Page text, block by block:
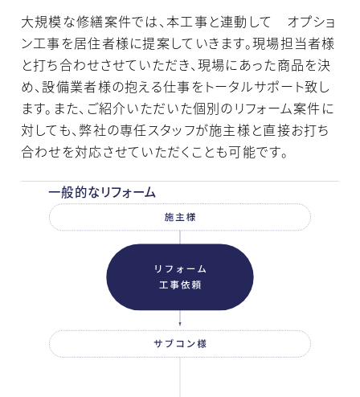
大規模な修繕案件では、本工事と連動して オプショ
ン工事を居住者様に提案していきます。現場担当者様
と打ち合わせさせていただき、現場にあった商品を決
め、設備業者様の抱える仕事をトータルサポート致し
ます。また、ご紹介いただいた個別のリフォーム案件に
対しても、弊社の専任スタッフが施主様と直接お打ち
合わせを対応させていただくことも可能です。
一般的なリフォーム